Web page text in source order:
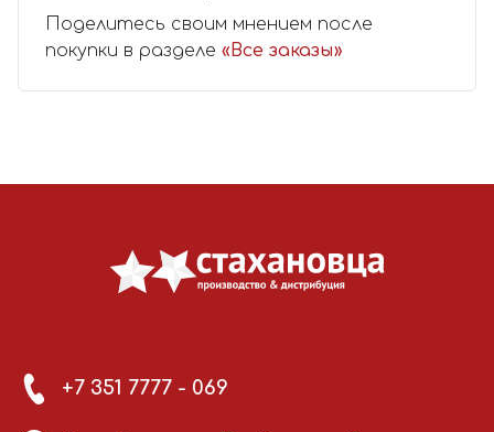
Поделитесь своим мнением после
покупки в разделе «Все заказы»
+7 351 7777 - 069